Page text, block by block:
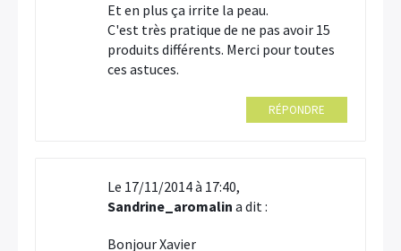
Et en plus ça irrite la peau.
C'est très pratique de ne pas avoir 15
produits différents. Merci pour toutes
ces astuces.
RÉPONDRE
Le 17/11/2014 à 17:40,
Sandrine_aromalin a dit :
Bonjour Xavier